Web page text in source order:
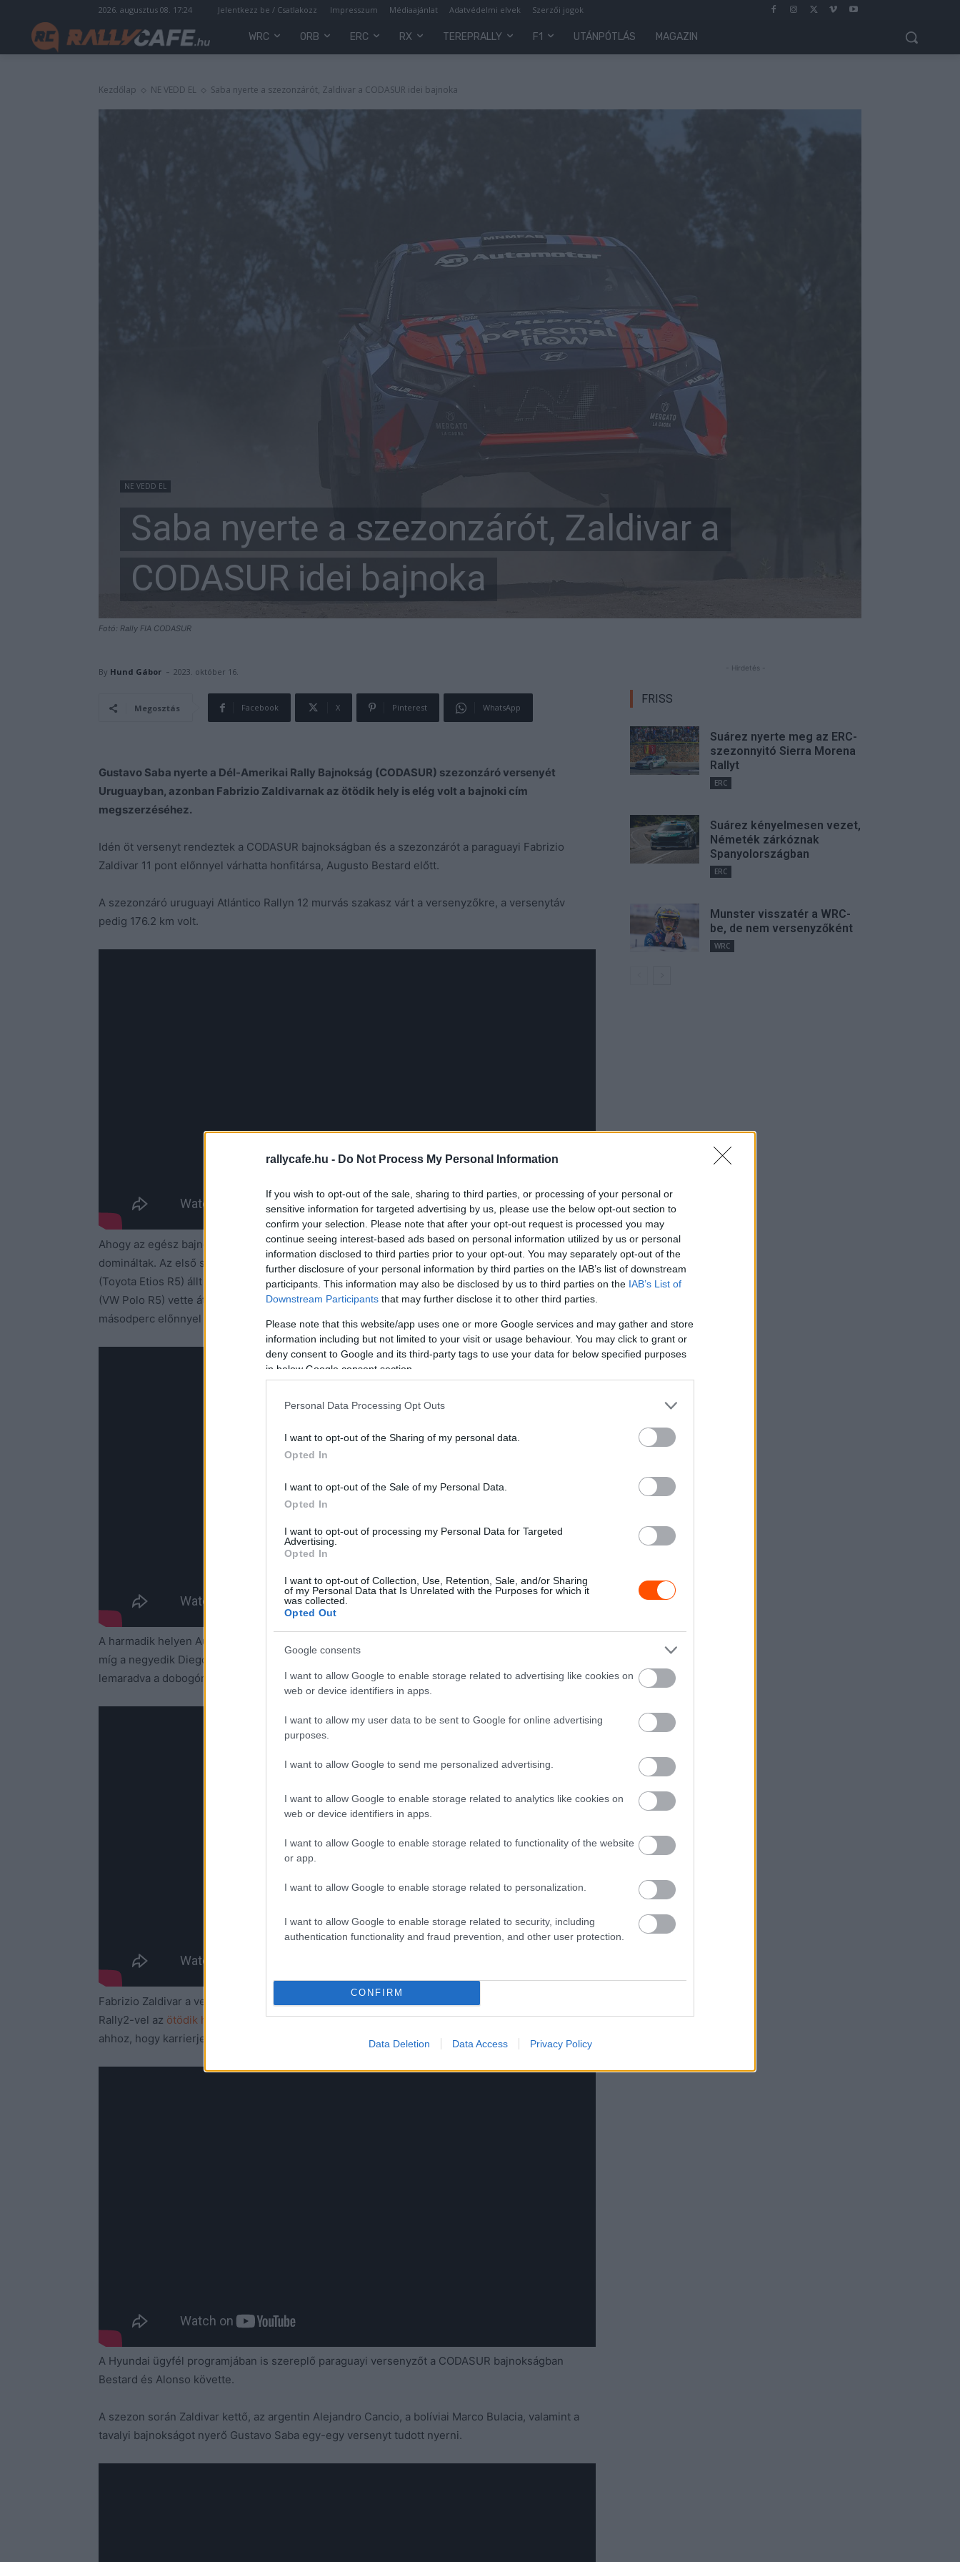
rallycafe.hu - Do Not Process My Personal Information
If you wish to opt-out of the sale, sharing to third parties, or processing of your personal or
sensitive information for targeted advertising by us, please use the below opt-out section to
confirm your selection. Please note that after your opt-out request is processed you may
continue seeing interest-based ads based on personal information utilized by us or personal
information disclosed to third parties prior to your opt-out. You may separately opt-out of the
further disclosure of your personal information by third parties on the IAB’s list of downstream
participants. This information may also be disclosed by us to third parties on the IAB’s List of
Downstream Participants that may further disclose it to other third parties.
Please note that this website/app uses one or more Google services and may gather and store
information including but not limited to your visit or usage behaviour. You may click to grant or
deny consent to Google and its third-party tags to use your data for below specified purposes
in below Google consent section.
Personal Data Processing Opt Outs
I want to opt-out of the Sharing of my personal data.
Opted In
I want to opt-out of the Sale of my Personal Data.
Opted In
I want to opt-out of processing my Personal Data for Targeted
Advertising.
Opted In
I want to opt-out of Collection, Use, Retention, Sale, and/or Sharing
of my Personal Data that Is Unrelated with the Purposes for which it
was collected.
Opted Out
Google consents
I want to allow Google to enable storage related to advertising like cookies on
web or device identifiers in apps.
I want to allow my user data to be sent to Google for online advertising
purposes.
I want to allow Google to send me personalized advertising.
I want to allow Google to enable storage related to analytics like cookies on
web or device identifiers in apps.
I want to allow Google to enable storage related to functionality of the website
or app.
I want to allow Google to enable storage related to personalization.
I want to allow Google to enable storage related to security, including
authentication functionality and fraud prevention, and other user protection.
CONFIRM
Data Deletion Data Access Privacy Policy
2026. augusztus 08. 17:24 Jelentkezz be / Csatlakozz Impresszum Médiaajánlat Adatvédelmi elvek Szerzői jogok
WRC ORB ERC RX TEREPRALLY F1 UTÁNPÓTLÁS MAGAZIN
Kezdőlap NE VEDD EL Saba nyerte a szezonzárót, Zaldivar a CODASUR idei bajnoka
Fotó: Rally FIA CODASUR
NE VEDD EL
Saba nyerte a szezonzárót, Zaldivar a
CODASUR idei bajnoka
By Hund Gábor - 2023. október 16.
Megosztás Facebook X Pinterest WhatsApp
Gustavo Saba nyerte a Dél-Amerikai Rally Bajnokság (CODASUR) szezonzáró versenyét
Uruguayban, azonban Fabrizio Zaldivarnak az ötödik hely is elég volt a bajnoki cím
megszerzéséhez.
Idén öt versenyt rendeztek a CODASUR bajnokságban és a szezonzárót a paraguayi Fabrizio
Zaldivar 11 pont előnnyel várhatta honfitársa, Augusto Bestard előtt.
A szezonzáró uruguayi Atlántico Rallyn 12 murvás szakasz várt a versenyzőkre, a versenytáv
pedig 176.2 km volt.
Ahogy az egész bajnokságot, úgy a szezon utolsó versenyén is a paraguayi versenyzők
domináltak. Az első szakaszt Miguel Zaldivar jr (VW Polo R5) nyerte, majd Alejandro Galanti
(Toyota Etios R5) állt az élre két szakasz erejéig, a negyedik gyorsaságitól azonban Gustavo Saba
(VW Polo R5) vette át a vezetést és helyét egészen a verseny végéig megőrizte, végül 33.3
másodperc előnnyel nyert Augustin Alonso (Skoda Fabia Rally2 evo) előtt.
A harmadik helyen Augusto Bestard (VW Polo R5) további 17.9 másodperc hátránnyal ért célba,
míg a negyedik Diego Dominguez jr (Skoda Fabias Rally2 evo) lett, mindössze 5.6 másodperccel
lemaradva a dobogóról.
Fabrizio Zaldivar a verseny teljes egészében biztonságosan vezetett és végül a Hyundai i20 N
Rally2-vel az ötödik helyen
ért célba, 1:12.4 perc hátránnyal. Ez a helyezés azonban elegendő volt
ahhoz, hogy karrierje első bajnoki címét szerezze.
A Hyundai ügyfél programjában is szereplő paraguayi versenyzőt a CODASUR bajnokságban
Bestard és Alonso követte.
A szezon során Zaldivar kettő, az argentin Alejandro Cancio, a bolíviai Marco Bulacia, valamint a
tavalyi bajnokságot nyerő Gustavo Saba egy-egy versenyt tudott nyerni.
- Hirdetés -
FRISS
Suárez nyerte meg az ERC-
szezonnyitó Sierra Morena
Rallyt
ERC
Suárez kényelmesen vezet,
Németék zárkóznak
Spanyolországban
ERC
Munster visszatér a WRC-
be, de nem versenyzőként
WRC